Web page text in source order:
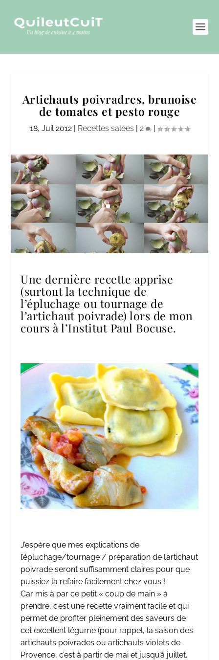
Artichauts poivradres, brunoise
de tomates et pesto rouge
18, Juil 2012| Recettes salées | 2 |
Une dernière recette apprise
(surtout la technique de
l’épluchage ou tournage de
l’artichaut poivrade) lors de mon
cours àl’Institut Paul Bocuse.
J’espère que mes explications de
l’épluchage/tournage / préparation de l’artichaut
poivrade seront suffisamment claires pour que
puissiez la refaire facilement chez vous !
Car mis à par ce petit « coup de main » à
prendre, c’est une recette vraiment facile et qui
permet de profiter pleinement des saveurs de
cet excellent légume (pour rappel, la saison des
artichauts poivrades ou artichauts violets de
Provence, c’est à partir de mai et jusqu’à juillet,